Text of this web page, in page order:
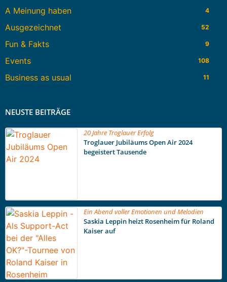
A Meinung haben 4
Ausgezeichnet 52
Fun & Fakts 9
Events 108
Business as usual 11
NEUSTE BEITRÄGE
20 Jahre Troglauer Erfolg
Troglauer Jubiläums Open Air 2024
begeistert Tausende
Ein Abend voller Emotionen und Melodien
Saskia Leppin heizt Rosenheim für Roland
Kaiser auf